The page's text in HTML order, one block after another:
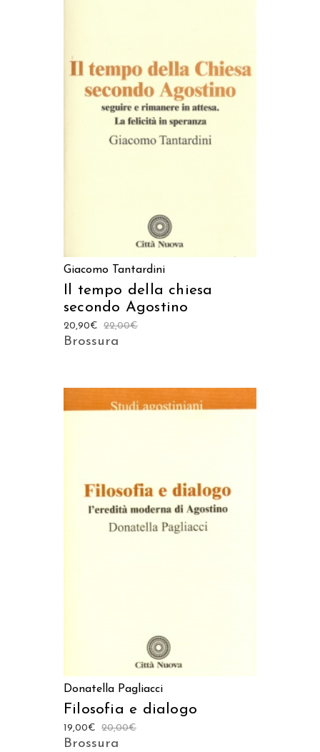
AGGIUNGI AL CARRELLO
Giacomo Tantardini
Il tempo della chiesa
secondo Agostino
22,00€
20,90€
Brossura
AGGIUNGI AL CARRELLO
Donatella Pagliacci
Filosofia e dialogo
20,00€
19,00€
Brossura